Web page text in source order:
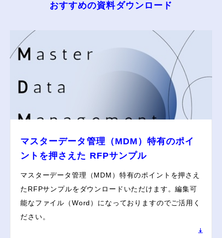
おすすめの資料ダウンロード
マスターデータ管理（MDM）特有のポイ
ントを押さえた RFPサンプル
マスターデータ管理（MDM）特有のポイントを押さえ
たRFPサンプルをダウンロードいただけます。編集可
能なファイル（Word）になっておりますのでご活用く
ださい。